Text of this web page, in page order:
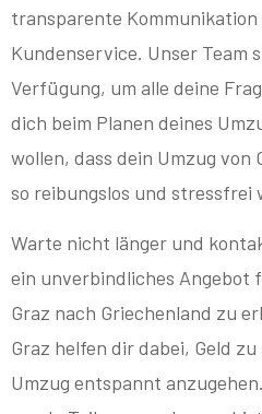
transparente
Kundenservice. Unser Team
Verfügung, um alle deine
dich beim Planen deines
wollen, dass dein Umzug von
so reibungslos und stressfrei
Warte nicht länger und
ein unverbindliches Angebot
Graz nach Griechenland zu
Graz helfen dir dabei, Geld
Umzug entspannt